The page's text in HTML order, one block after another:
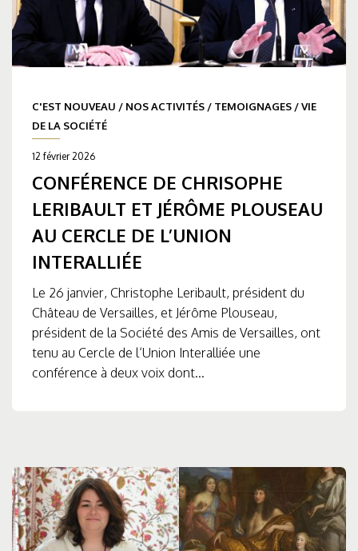
C'EST NOUVEAU / NOS ACTIVITÉS / TEMOIGNAGES /VIE
DE LA SOCIÉTÉ
12 février 2026
CONFÉRENCE DE CHRISOPHE
LERIBAULT ET JÉRÔME PLOUSEAU
AU CERCLE DE L’UNION
INTERALLIÉE
Le 26 janvier, Christophe Leribault, président du
Château de Versailles, et Jérôme Plouseau,
président de la Société des Amis de Versailles, ont
tenu au Cercle de l’Union Interalliée une
conférence à deux voix dont...